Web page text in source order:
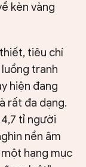
kèn vàng
tiêu chí
tranh
hiện đang
rất đa dạng.
tỉ người
nền âm
hạng mục